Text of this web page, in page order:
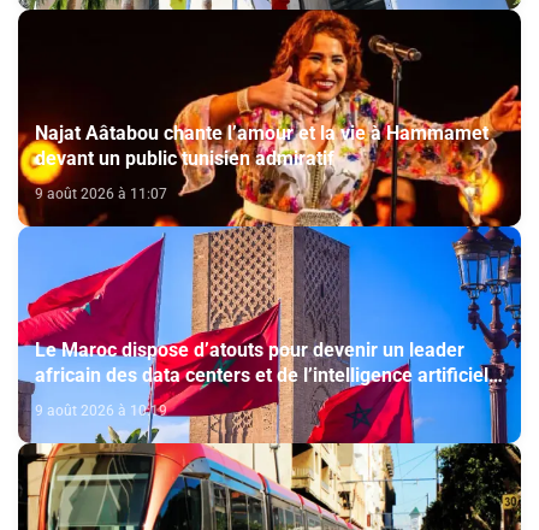
Najat Aâtabou chante l’amour et la vie à Hammamet
devant un public tunisien admiratif
9 août 2026 à 11:07
Le Maroc dispose d’atouts pour devenir un leader
africain des data centers et de l’intelligence artificielle
(The conversation)
9 août 2026 à 10:19